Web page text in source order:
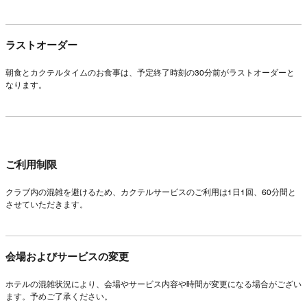
ラストオーダー
朝食とカクテルタイムのお食事は、予定終了時刻の30分前がラストオーダーと
なります。
ご利用制限
クラブ内の混雑を避けるため、カクテルサービスのご利用は1日1回、60分間と
させていただきます。
会場およびサービスの変更
ホテルの混雑状況により、会場やサービス内容や時間が変更になる場合がござい
ます。予めご了承ください。